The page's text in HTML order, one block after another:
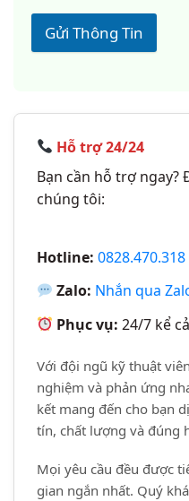
Gửi Thông Tin
Hỗ trợ 24/24
Bạn cần hỗ trợ ngay?
chúng tôi:
Hotline: 0828.470.318
Zalo: Nhắn qua
Phục vụ: 24/7 kể
Với đội ngũ kỹ thuật
nghiệm và phản ứng
kết mang đến cho bạn
tín, chất lượng và đúng
Mọi yêu cầu đều được
gian ngắn nhất. Quý